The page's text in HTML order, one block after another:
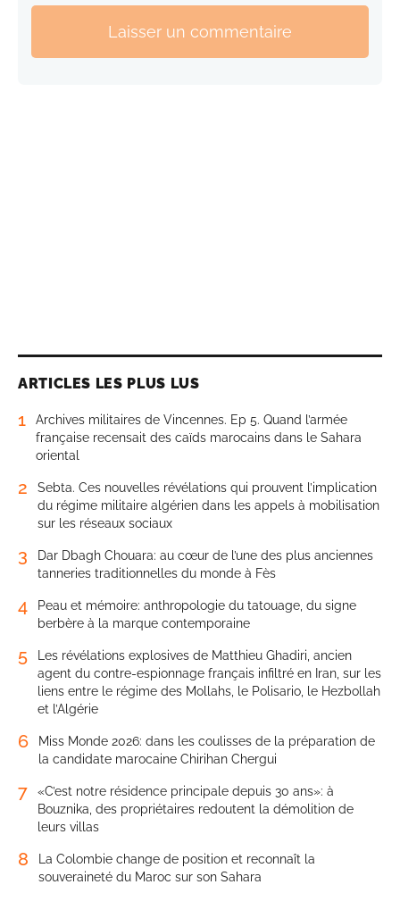
Laisser un commentaire
ARTICLES LES PLUS LUS
1
Archives militaires de Vincennes. Ep 5. Quand l’armée
française recensait des caïds marocains dans le Sahara
oriental
2
Sebta. Ces nouvelles révélations qui prouvent l’implication
du régime militaire algérien dans les appels à mobilisation
sur les réseaux sociaux
3
Dar Dbagh Chouara: au cœur de l’une des plus anciennes
tanneries traditionnelles du monde à Fès
4
Peau et mémoire: anthropologie du tatouage, du signe
berbère à la marque contemporaine
5
Les révélations explosives de Matthieu Ghadiri, ancien
agent du contre-espionnage français infiltré en Iran, sur les
liens entre le régime des Mollahs, le Polisario, le Hezbollah
et l’Algérie
6
Miss Monde 2026: dans les coulisses de la préparation de
la candidate marocaine Chirihan Chergui
7
«C’est notre résidence principale depuis 30 ans»: à
Bouznika, des propriétaires redoutent la démolition de
leurs villas
8
La Colombie change de position et reconnaît la
souveraineté du Maroc sur son Sahara